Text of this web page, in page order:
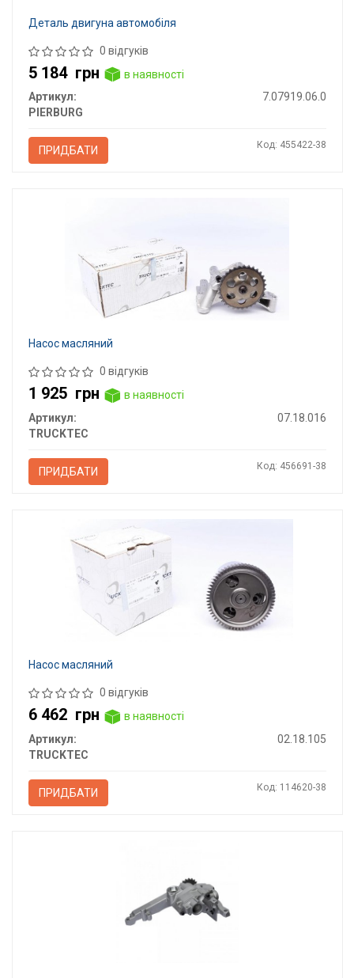
Деталь двигуна автомобіля
0 відгуків
5 184 грн
в наявності
Артикул:
7.07919.06.0
PIERBURG
ПРИДБАТИ Код: 455422-38
Насос масляний
0 відгуків
1 925 грн
в наявності
Артикул:
07.18.016
TRUCKTEC
ПРИДБАТИ Код: 456691-38
Насос масляний
0 відгуків
6 462 грн
в наявності
Артикул:
02.18.105
TRUCKTEC
ПРИДБАТИ Код: 114620-38